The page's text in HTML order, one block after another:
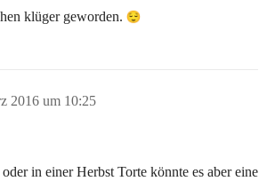
klüger geworden.
2016 um 10:25
in einer Herbst Torte könnte es aber eine